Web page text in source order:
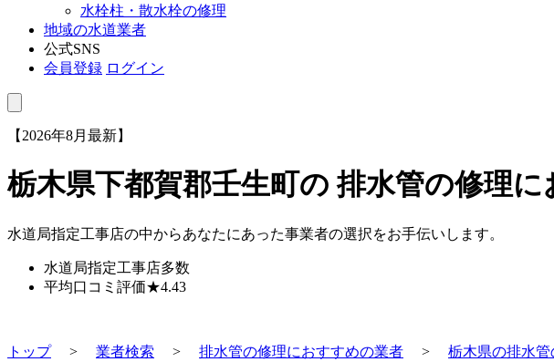
水栓柱・散水栓の修理
地域の水道業者
公式SNS
会員登録 ログイン
【2026年8月最新】
栃木県下都賀郡壬生町の 排水管の修理
水道局指定工事店の中からあなたにあった事業者の選択をお手伝いします。
水道局指定工事店多数
平均口コミ評価★4.43
トップ> 業者検索 > 排水管の修理におすすめの業者 > 栃木県の排水